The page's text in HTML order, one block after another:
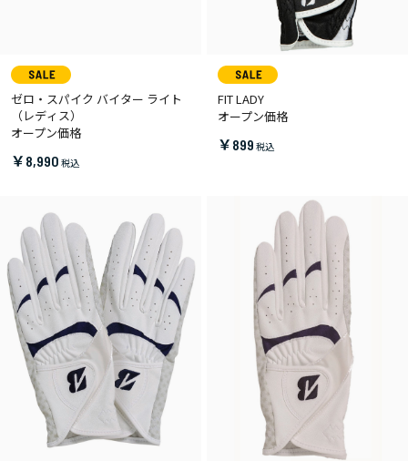
ゼロ・スパイク バイター ライト
（レディス）
オープン価格
￥8,990
FIT LADY
オープン価格
￥899